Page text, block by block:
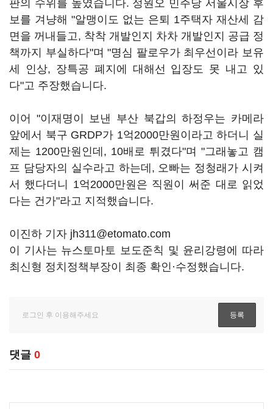
판의 수위를 높였습니다. 정원오 민주당 서울시장 후
보를 겨냥해 "알맹이도 없는 은퇴 1주택자 재산세 감
면을 꺼내들고, 착착 개발인지 차차 개발인지 공급 정
책까지 부실하다"며 "명심 팔로우가 최우선이라 보유
세 인상, 장특공 폐지에 대해선 입장도 못 내고 있
다"고 주장했습니다.
이어 "이재명이 보낸 부산 북갑의 하정우는 카메라
앞에서 북구 GRDP가 1억2000만원이라고 하더니 실
제는 1200만원인데, 10배로 튀겼다"며 "그래놓고 캠
프 담당자의 실수라고 하는데, 오빠는 정청래가 시켜
서 했다더니 1억2000만원은 직원이 써준 대로 읽었
다는 건가"라고 지적했습니다.
이진하 기자 jh311@etomato.com
이 기사는 뉴스토마토 보도준칙 및 윤리강령에 따라
최신형 정치정책부장이 최종 확인·수정했습니다.
댓글 0